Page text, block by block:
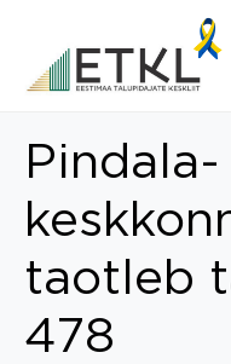
Pindala-
taotleb
478